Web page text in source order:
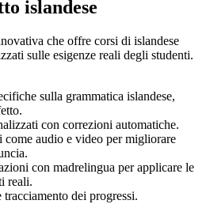
islandese
che offre corsi di islandese
sulle esigenze reali degli studenti.
sulla grammatica islandese,
con correzioni automatiche.
audio e video per migliorare
con madrelingua per applicare le
reali.
dei progressi.